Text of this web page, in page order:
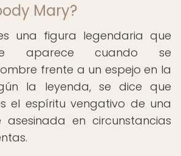
Mary?
una figura legendaria que
aparece cuando se
frente a un espejo en la
la leyenda, se dice que
el espíritu vengativo de una
en circunstancias